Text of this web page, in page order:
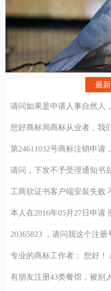
最
请问如果是申请人事自然人
您好商标局商标从业者，我
第24611032号商标注销申请
请问，下发不予受理通知书
工商软证书客户端安装失败
本人在2016年05月27日申请
20365823 ，请问我这个注册
专业的商标工作者： 您好！
有朋友注册43类餐馆，被别